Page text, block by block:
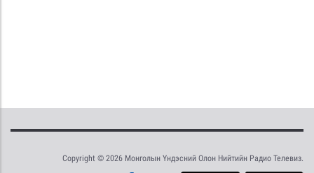
Copyright © 2026 Монголын Үндэсний Олон Нийтийн Радио Телевиз.